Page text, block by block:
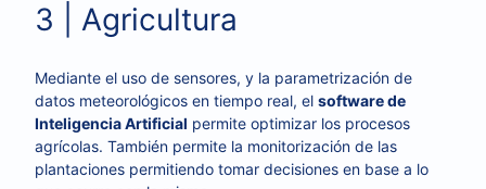
3 | Agricultura
Mediante el uso de sensores, y la parametrización de
datos meteorológicos en tiempo real, el software de
Inteligencia Artificial permite optimizar los procesos
agrícolas. También permite la monitorización de las
plantaciones permitiendo tomar decisiones en base a lo